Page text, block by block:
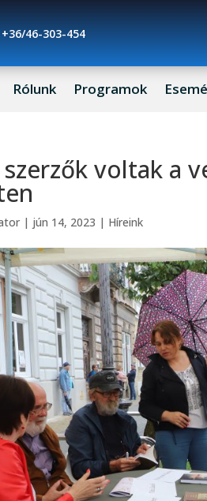
+36/46-303-454
Rólunk Programok
voltak a
| jún 14, 2023 | Híreink